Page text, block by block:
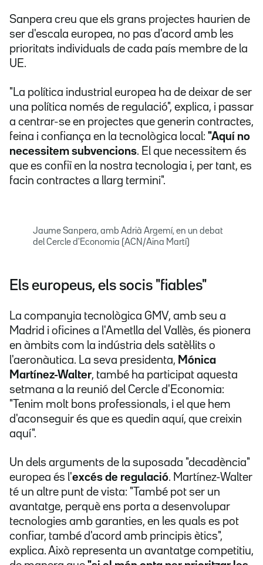
Sanpera creu que els grans projectes haurien de
ser d'escala europea, no pas d'acord amb les
prioritats individuals de cada país membre de la
UE.
"La política industrial europea ha de deixar de ser
una política només de regulació", explica, i passar
a centrar-se en projectes que generin contractes,
feina i confiança en la tecnològica local: "Aquí no
necessitem subvencions. El que necessitem és
que es confiï en la nostra tecnologia i, per tant, es
facin contractes a llarg termini".
Jaume Sanpera, amb Adrià Argemí, en un debat
del Cercle d'Economia (ACN/Aina Martí)
Els europeus, els socis "fiables"
La companyia tecnològica GMV, amb seu a
Madrid i oficines a l'Ametlla del Vallès, és pionera
en àmbits com la indústria dels satèl·lits o
l'aeronàutica. La seva presidenta, Mónica
Martínez-Walter, també ha participat aquesta
setmana a la reunió del Cercle d'Economia:
"Tenim molt bons professionals, i el que hem
d'aconseguir és que es quedin aquí, que creixin
aquí".
Un dels arguments de la suposada "decadència"
europea és l'excés de regulació. Martínez-Walter
té un altre punt de vista: "També pot ser un
avantatge, perquè ens porta a desenvolupar
tecnologies amb garanties, en les quals es pot
confiar, també d'acord amb principis ètics",
explica. Això representa un avantatge competitiu,